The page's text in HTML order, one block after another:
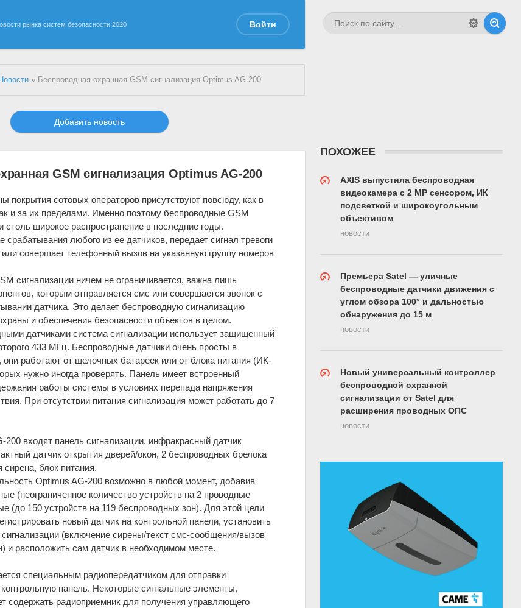
рынка систем безопасности 2020 Войти
Новости» Беспроводная охранная GSM сигнализация Optimus AG-200
Добавить новость
GSM сигнализация Optimus AG-200
покрытия сотовых операторов присутствуют повсюду, как в
и за их пределами. Именно поэтому беспроводные GSM
столь широкое распространение в последние годы.
срабатывания любого из ее датчиков, передает сигнал тревоги
совершает телефонный вызов на указанную группу номеров
сигнализации ничем не ограничивается, важна лишь
которым отправляется смс или совершается звонок с
датчика. Это делает беспроводную сигнализацию
и обеспечения безопасности объектов в целом.
датчиками система сигнализации использует защищенный
433 МГц. Беспроводные датчики очень просты в
они работают от щелочных батареек или от блока питания (ИК-
нужно иногда проверять. Панель имеет встроенный
работы системы в условиях перепада напряжения
При отсутствии питания сигнализация может работать до 7
200 входят панель сигнализации, инфракрасный датчик
датчик открытия дверей/окон, 2 беспроводных брелока
блок питания.
Optimus AG-200 возможно в любой момент, добавив
(неограниченное количество устройств на 2 проводные
(до 150 устройств на 119 беспроводных зон). Для этой цели
новый датчик на контрольной панели, установить
(включение сирены/текст смс-сообщения/вызов
и расположить сам датчик в необходимом месте.
специальным радиопередатчиком для отправки
контрольную панель. Некоторые сигнальные элементы,
содержать радиоприемник для получения управляющего
ПОХОЖЕЕ
AXIS выпустила беспроводная
видеокамера с 2 MP сенсором, ИК
подсветкой и широкоугольным
объективом
новости
Премьера Satel — уличные
беспроводные датчики движения с
углом обзора 100° и дальностью
обнаружения до 15 м
новости
Новый универсальный контроллер
беспроводной охранной
сигнализации от Satel для
расширения проводных ОПС
новости